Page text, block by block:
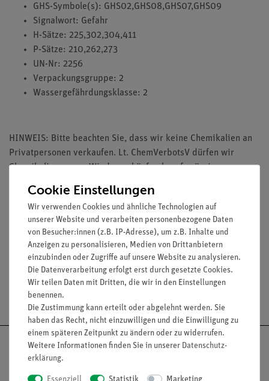
GHS-Symbole(s): GHS02,GHS08,GHS07,GHS09
Signalwort: Gefahr
H-Sätze: 225,302,304,411
P-Sätze: 210,262,273
UN-Nr: 2256
Verpackungsgruppe: 2
Wassergefährdungsklasse: 2
HINWEIS: Bitte beachten Sie, dass wir keine Chemikalien an
Privatpersonen verkaufen. Lt. ChemVerbotsV dürfen wir
Chemikalien nur an Wiederverkäufer, berufsmässige
Lehranstalten abgeben.
Media / Downloads
Cookie Einstellungen
Wir verwenden Cookies und ähnliche Technologien auf
unserer Website und verarbeiten personenbezogene Daten
von Besucher:innen (z.B. IP-Adresse), um z.B. Inhalte und
Anzeigen zu personalisieren, Medien von Drittanbietern
einzubinden oder Zugriffe auf unsere Website zu analysieren.
Die Datenverarbeitung erfolgt erst durch gesetzte Cookies.
Wir teilen Daten mit Dritten, die wir in den Einstellungen
benennen.
Die Zustimmung kann erteilt oder abgelehnt werden. Sie
haben das Recht, nicht einzuwilligen und die Einwilligung zu
einem späteren Zeitpunkt zu ändern oder zu widerrufen.
Weitere Informationen finden Sie in unserer Daten­schutz­
erklärung.
Essenziell Statistik Marketing